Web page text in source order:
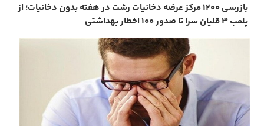
بازرسی ۱۲۰۰ مرکز عرضه دخانیات رشت در هفته بدون دخانیات؛ از
پلمب ۳ قلیان ‌سرا تا صدور ۱۰۰ اخطار بهداشتی